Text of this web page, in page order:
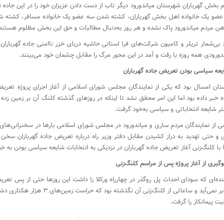
بخش گهرباران شهرستان میاندورود دیگر تاب از دست دادن عزیزان خود را در این جاده
یک خانواده اهل بخش گهرباران، کشته شدن سه عضو یک خانواده مسافر، کشته
مردم میاندورود پاک نشده و هر روز به‌دنبال مطالبات و حق این بخش مظلوم
بی‌شمار تریلر و کامیون شرکت‌های فرا استانی حاشیه دریای خزر ناامنی جاده
همه روزه با رفت و آمد در این محور مرگ را مقابل چشمان خود می‌بینند.
سیاسی بودن تعریض جاده گهرباران
امسال بود که یکی از نمایندگان مجلس شورای اسلامی از آغاز اجرای پروژه
خبر داده بود اما این امر محقق نشد تا اینکه در روزهای گذشته کلنگ آن بر زمین
شایعه انتخاباتی و سیاسی به‌خود گرفت.
از نمایندگان مردم ساری و میاندورود در مجلس شورای اسلامی بارها در
و حتی تهدید به دراز کشیدن مقابل دفتر وزیر راه درباره تعریض جاده گهرباران
با کلنگ‌زنی آغاز تعریض جاده گهرباران در نزدیکی به انتخابات شایعه سیاسی بودن به
از آغاز پروژه پس از مراسم کلنگ‌زنی
که سودای احداث پل روگذر در چهارراه ورکلا را داشت این روزها حتی از پس
بود بر نمی‌آید و ساعاتی از کلنگ‌زنی آن
پیمانکار را گرفت.